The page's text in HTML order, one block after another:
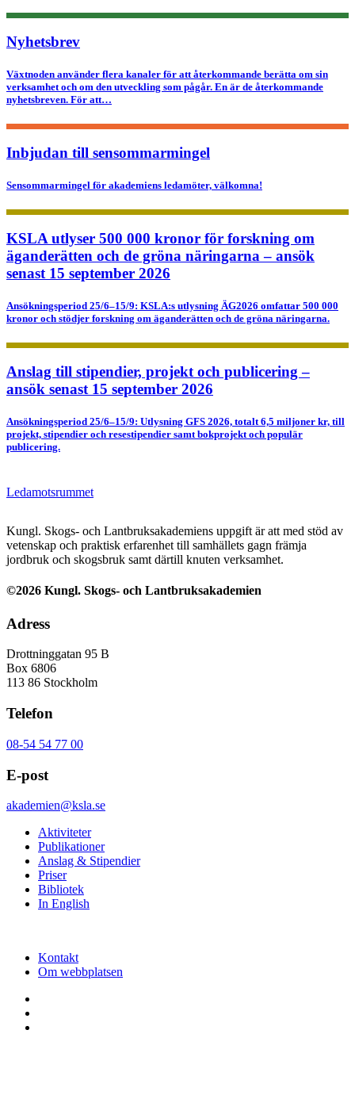
Nyhetsbrev
Växtnoden använder flera kanaler för att återkommande berätta om sin
verksamhet och om den utveckling som pågår. En är de återkommande
nyhetsbreven. För att…
Inbjudan till sensommarmingel
Sensommarmingel för akademiens ledamöter, välkomna!
KSLA utlyser 500 000 kronor för forskning om
äganderätten och de gröna näringarna – ansök
senast 15 september 2026
Ansökningsperiod 25/6–15/9: KSLA:s utlysning ÄG2026 omfattar 500 000
kronor och stödjer forskning om äganderätten och de gröna näringarna.
Anslag till stipendier, projekt och publicering –
ansök senast 15 september 2026
Ansökningsperiod 25/6–15/9: Utlysning GFS 2026, totalt 6,5 miljoner kr, till
projekt, stipendier och resestipendier samt bokprojekt och populär
publicering.
Ledamotsrummet
Kungl. Skogs- och Lantbruksakademiens uppgift är att med stöd av
vetenskap och praktisk erfarenhet till samhällets gagn främja
jordbruk och skogsbruk samt därtill knuten verksamhet.
©2026 Kungl. Skogs- och Lantbruksakademien
Adress
Drottninggatan 95 B
Box 6806
113 86 Stockholm
Telefon
08-54 54 77 00
E-post
akademien@ksla.se
Aktiviteter
Publikationer
Anslag & Stipendier
Priser
Bibliotek
In English
Kontakt
Om webbplatsen